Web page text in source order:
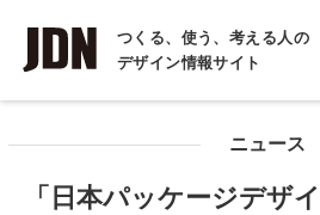
つくる、使う、考える人の
デザイン情報サイト
INTERVIEW
インタビュー
ニュース
「日本パッケージデザ